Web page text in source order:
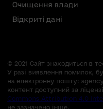
Очищення влади
Відкриті дані
© 2021 Сайт знаходиться в
У разі виявлення помилок,
на електронну пошту:
контент доступний за
Commons Attribution 4.0
не зазначено інше.